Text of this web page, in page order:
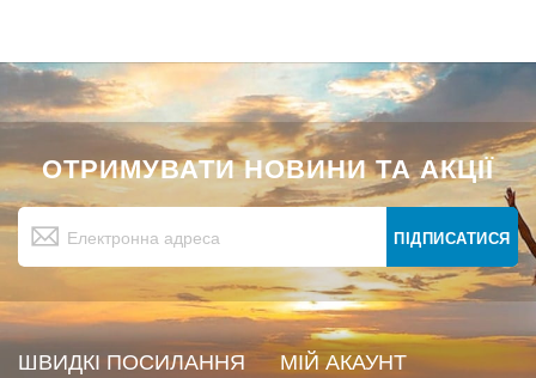
ОТРИМУВАТИ НОВИНИ ТА АКЦІЇ
Підпишіться
на
нашу
розсилку
новин:
ПІДПИСАТИСЯ
ШВИДКІ ПОСИЛАННЯ МІЙ АКАУНТ